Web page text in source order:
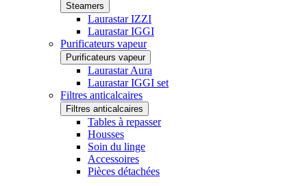
Steamers
Laurastar IZZI
Laurastar IGGI
Purificateurs vapeur
Purificateurs vapeur
Laurastar Aura
Laurastar IGGI set
Filtres anticalcaires
Filtres anticalcaires
Tables à repasser
Housses
Soin du linge
Accessoires
Pièces détachées